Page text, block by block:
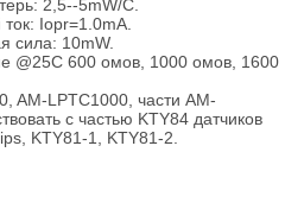
2,5--5mW/C.
Iopr=1.0mA.
сила: 10mW.
@25C 600 омов, 1000 омов, 1600
AM-LPTC1000, части AM-
с частью KTY84 датчиков
KTY81-1, KTY81-2.